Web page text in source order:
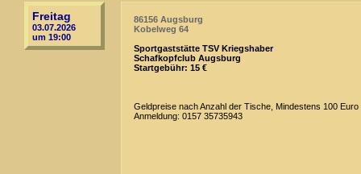
Freitag
03.07.2026
um 19:00
86156 Augsburg
Kobelweg 64
Sportgaststätte TSV Kriegshaber
Schafkopfclub Augsburg
Startgebühr: 15 €
Geldpreise nach Anzahl der Tische, Mindestens 100 Euro
Anmeldung: 0157 35735943